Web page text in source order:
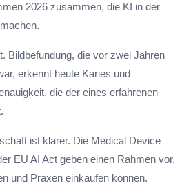
2026 zusammen, die KI in der
Bildbefundung, die vor zwei Jahren
erkennt heute Karies und
die der eines erfahrenen
ist klarer. Die Medical Device
EU AI Act geben einen Rahmen vor,
und Praxen einkaufen können.